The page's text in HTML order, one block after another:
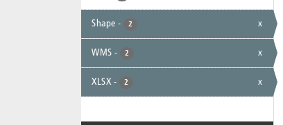
Shape - 2 x
WMS - 2 x
XLSX - 2 x